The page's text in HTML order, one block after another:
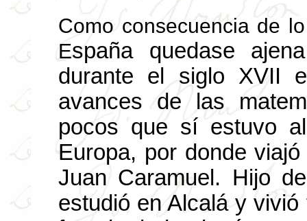
Como consecuencia de
España quedase
durante el siglo XVII
avances de las
pocos que sí estuvo
Europa, por donde
Juan Caramuel. Hijo
estudió en Alcalá y